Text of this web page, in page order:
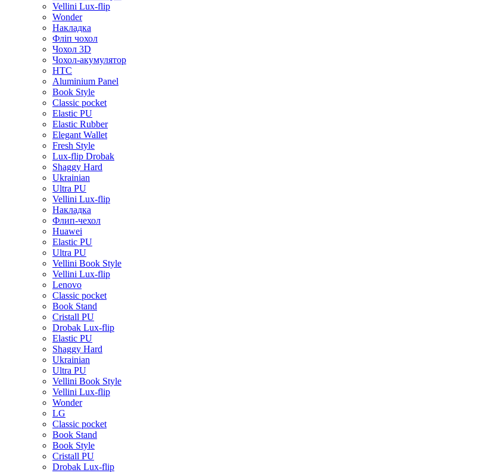
Vellini Lux-flip
Wonder
Накладка
Фліп чохол
Чохол 3D
Чохол-акумулятор
HTC
Aluminium Panel
Book Style
Classic pocket
Elastic PU
Elastic Rubber
Elegant Wallet
Fresh Style
Lux-flip Drobak
Shaggy Hard
Ukrainian
Ultra PU
Vellini Lux-flip
Накладка
Флип-чехол
Huawei
Elastic PU
Ultra PU
Vellini Book Style
Vellini Lux-flip
Lenovo
Classic pocket
Book Stand
Cristall PU
Drobak Lux-flip
Elastic PU
Shaggy Hard
Ukrainian
Ultra PU
Vellini Book Style
Vellini Lux-flip
Wonder
LG
Classic pocket
Book Stand
Book Style
Cristall PU
Drobak Lux-flip